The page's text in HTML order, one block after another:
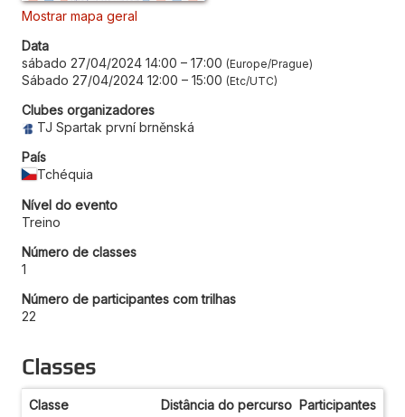
Mostrar mapa geral
Data
sábado 27/04/2024 14:00 – 17:00 Europe/Prague
Sábado 27/04/2024 12:00 – 15:00 Etc/UTC
Clubes organizadores
TJ Spartak první brněnská
País
Tchéquia
Nível do evento
Treino
Número de classes
1
Número de participantes com trilhas
22
Classes
Classe Distância do percurso Participantes